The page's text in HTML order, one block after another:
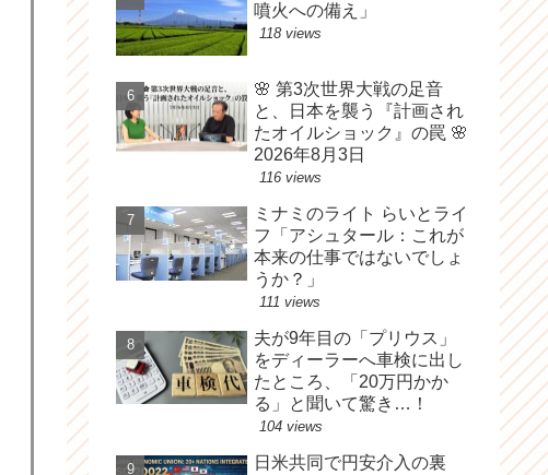
噴火への備え」
118 views
🌸 第3次世界大戦の足音
と、日本を襲う『計画され
たオイルショック』の罠 🌸
2026年8月3日
116 views
ミナミのライト らいとライ
フ「アシュタール：これが
本来の仕事ではないでしょ
うか？」
111 views
夫が9年目の「プリウス」
をディーラーへ車検に出し
たところ、「20万円かか
る」と聞いて驚き…！
104 views
日米共同で円安介入の裏